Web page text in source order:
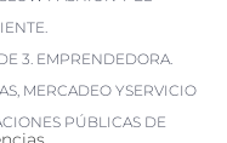
3. EMPRENDEDORA.
MERCADEO YSERVICIO
PÚBLICAS DE